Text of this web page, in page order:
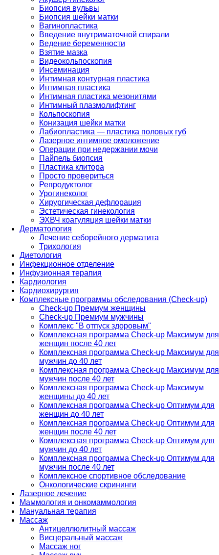
Биопсия вульвы
Биопсия шейки матки
Вагинопластика
Введение внутриматочной спирали
Ведение беременности
Взятие мазка
Видеокольпоскопия
Инсеминация
Интимная контурная пластика
Интимная пластика
Интимная пластика мезонитями
Интимный плазмолифтинг
Кольпоскопия
Конизация шейки матки
Лабиопластика — пластика половых губ
Лазерное интимное омоложение
Операции при недержании мочи
Пайпель биопсия
Пластика клитора
Просто провериться
Репродуктолог
Урогинеколог
Хирургическая дефлорация
Эстетическая гинекология
ЭХВЧ коагуляция шейки матки
Дерматология
Лечение себорейного дерматита
Трихология
Диетология
Инфекционное отделение
Инфузионная терапия
Кардиология
Кардиохирургия
Комплексные программы обследования (Check-up)
Check-up Премиум женщины
Check-up Премиум мужчины
Комплекс "В отпуск здоровым"
Комплексная программа Check-up Максимум для
женщин после 40 лет
Комплексная программа Check-up Максимум для
мужчин до 40 лет
Комплексная программа Check-up Максимум для
мужчин после 40 лет
Комплексная программа Check-up Максимум
женщины до 40 лет
Комплексная программа Check-up Оптимум для
женщин до 40 лет
Комплексная программа Check-up Оптимум для
женщин после 40 лет
Комплексная программа Check-up Оптимум для
мужчин до 40 лет
Комплексная программа Check-up Оптимум для
мужчин после 40 лет
Комплексное спортивное обследование
Онкологические скрининги
Лазерное лечение
Маммология и онкомаммология
Мануальная терапия
Массаж
Антицеллюлитный массаж
Висцеральный массаж
Массаж ног